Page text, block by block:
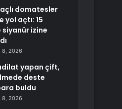
domatesler
yol açtı: 15
siyanür izine
8, 2026
yapan çift,
deste
buldu
8, 2026